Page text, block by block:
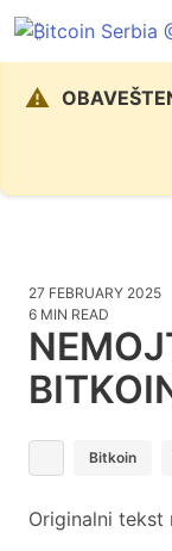
⚠️
27 FEBRUARY 2025
6 MIN READ
Bitkoin
Originalni tekst